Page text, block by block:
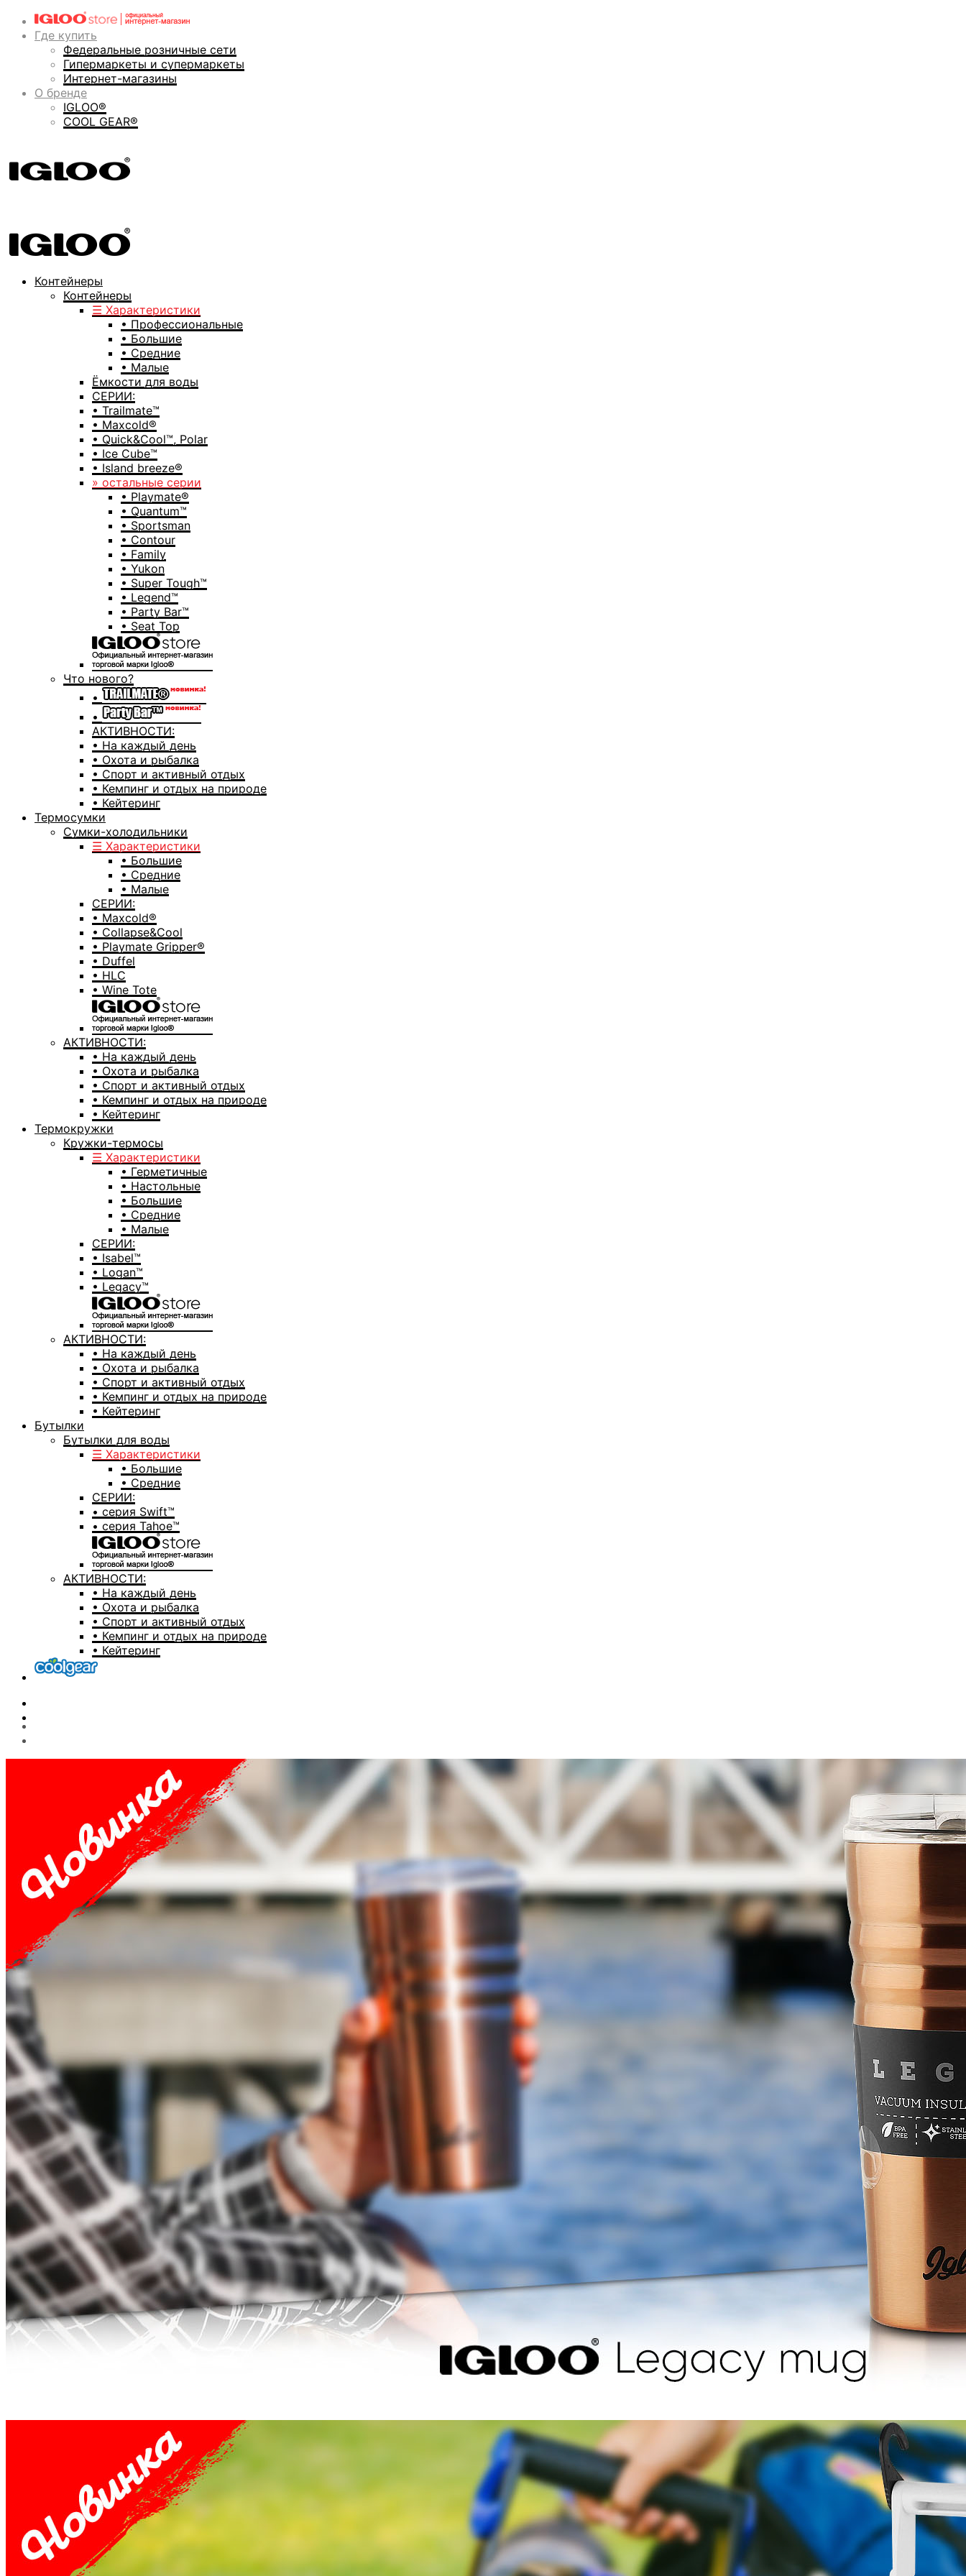
Где купить
Федеральные розничные сети
Гипермаркеты и супермаркеты
Интернет-магазины
О бренде
IGLOO®
COOL GEAR®
Контейнеры
Контейнеры
☰ Характеристики
• Профессиональные
• Большие
• Средние
• Малые
Ёмкости для воды
СЕРИИ:
• Trailmate™
• Maxcold®
• Quick&Cool™, Polar
• Ice Cube™
• Island breeze®
» остальные серии
• Playmate®
• Quantum™
• Sportsman
• Contour
• Family
• Yukon
• Super Tough™
• Legend™
• Party Bar™
• Seat Top
Что нового?
•
•
АКТИВНОСТИ:
• На каждый день
• Охота и рыбалка
• Спорт и активный отдых
• Кемпинг и отдых на природе
• Кейтеринг
Термосумки
Сумки-холодильники
☰ Характеристики
• Большие
• Средние
• Малые
СЕРИИ:
• Maxcold®
• Collapse&Cool
• Playmate Gripper®
• Duffel
• HLC
• Wine Tote
АКТИВНОСТИ:
• На каждый день
• Охота и рыбалка
• Спорт и активный отдых
• Кемпинг и отдых на природе
• Кейтеринг
Термокружки
Кружки-термосы
☰ Характеристики
• Герметичные
• Настольные
• Большие
• Средние
• Малые
СЕРИИ:
• Isabel™
• Logan™
• Legacy™
АКТИВНОСТИ:
• На каждый день
• Охота и рыбалка
• Спорт и активный отдых
• Кемпинг и отдых на природе
• Кейтеринг
Бутылки
Бутылки для воды
☰ Характеристики
• Большие
• Средние
СЕРИИ:
• серия Swift™
• серия Tahoe™
АКТИВНОСТИ:
• На каждый день
• Охота и рыбалка
• Спорт и активный отдых
• Кемпинг и отдых на природе
• Кейтеринг